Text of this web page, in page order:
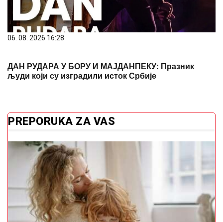
06. 08. 2026 16:28
ДАН РУДАРА У БОРУ И МАЈДАНПЕКУ: Празник